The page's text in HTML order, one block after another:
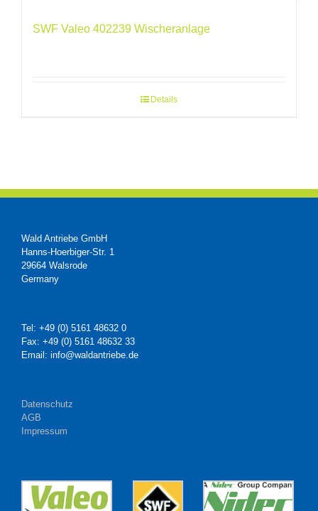
SWF Valeo 402239 Wischeranlage
Details
Wald Antriebe GmbH
Hanns-Hoerbiger-Str. 1
29664 Walsrode
Germany
Tel: +49 (0) 5161 48632 0
Fax: +49 (0) 5161 48632 33
Email: info@waldantriebe.de
Datenschutz
AGB
Impressum